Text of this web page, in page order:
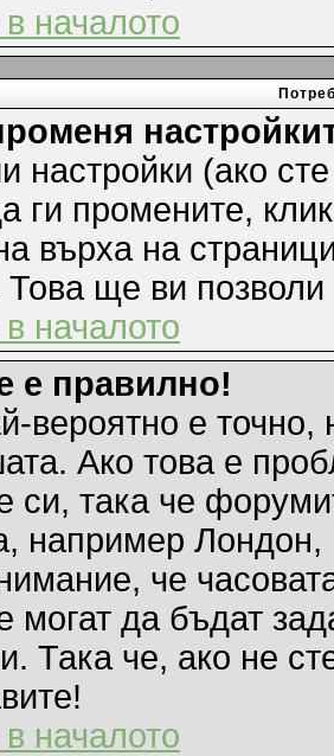
началото
настройки (ако
ги промените,
върха на
ще ви позволи
началото
е правилно!
вероятно е точно,
Ако това е
си, така че
например
че
могат да бъдат
Така че, ако не
началото